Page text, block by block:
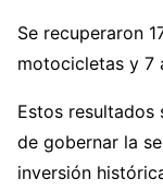
Se recuperaron
motocicletas y 7
Estos resultados
de gobernar la
inversión